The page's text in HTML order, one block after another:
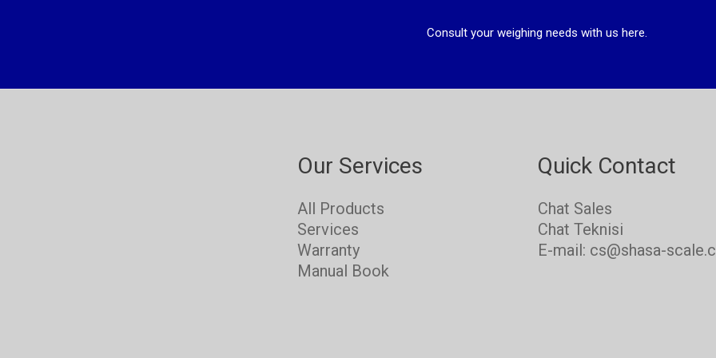
Consult your weighing needs with us here.
Our Services
All Products
Services
Warranty
Manual Book
Quick Contact
Chat Sales
Chat Teknisi
E-mail: cs@shasa-